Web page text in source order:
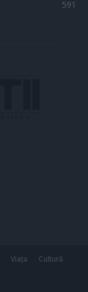
591
Viața
Cultură